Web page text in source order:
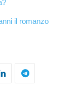
il romanzo